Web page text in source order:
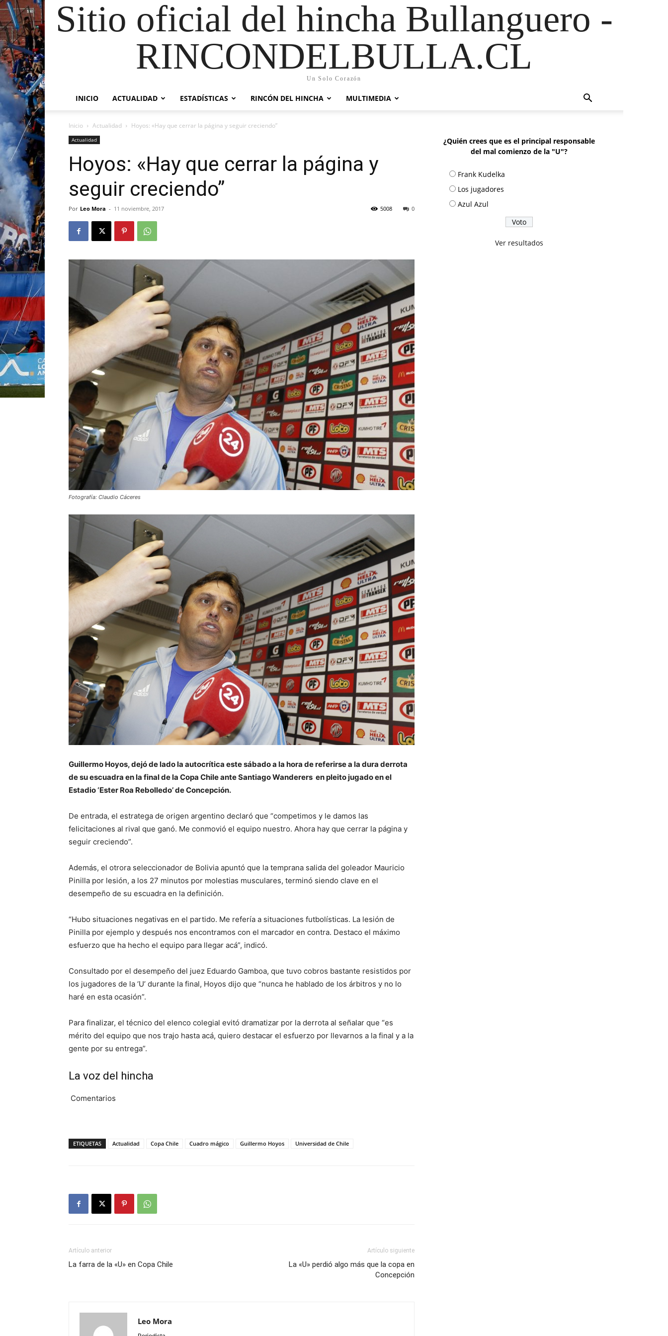
Sitio oficial del hincha Bullanguero -
RINCONDELBULLA.CL
Un Solo Corazón
INICIO ACTUALIDAD ESTADÍSTICAS RINCÓN DEL HINCHA MULTIMEDIA
Inicio Actualidad Hoyos: «Hay que cerrar la página y seguir creciendo”
Actualidad
Hoyos: «Hay que cerrar la página y
seguir creciendo”
Por Leo Mora - 11 noviembre, 2017 0
5008
Fotografía: Claudio Cáceres
Guillermo Hoyos, dejó de lado la autocrítica este sábado a la hora de referirse a la dura derrota
de su escuadra en la final de la Copa Chile ante Santiago Wanderers en pleito jugado en el
Estadio ‘Ester Roa Rebolledo’ de Concepción.
De entrada, el estratega de origen argentino declaró que “competimos y le damos las
felicitaciones al rival que ganó. Me conmovió el equipo nuestro. Ahora hay que cerrar la página y
seguir creciendo”.
Además, el otrora seleccionador de Bolivia apuntó que la temprana salida del goleador Mauricio
Pinilla por lesión, a los 27 minutos por molestias musculares, terminó siendo clave en el
desempeño de su escuadra en la definición.
“Hubo situaciones negativas en el partido. Me refería a situaciones futbolísticas. La lesión de
Pinilla por ejemplo y después nos encontramos con el marcador en contra. Destaco el máximo
esfuerzo que ha hecho el equipo para llegar acá”, indicó.
Consultado por el desempeño del juez Eduardo Gamboa, que tuvo cobros bastante resistidos por
los jugadores de la ‘U’ durante la final, Hoyos dijo que “nunca he hablado de los árbitros y no lo
haré en esta ocasión”.
Para finalizar, el técnico del elenco colegial evitó dramatizar por la derrota al señalar que “es
mérito del equipo que nos trajo hasta acá, quiero destacar el esfuerzo por llevarnos a la final y a la
gente por su entrega”.
La voz del hincha
Comentarios
ETIQUETAS Actualidad Copa Chile Cuadro mágico Guillermo Hoyos Universidad de Chile
Artículo anterior
La farra de la «U» en Copa Chile
Artículo siguiente
La «U» perdió algo más que la copa en
Concepción
Leo Mora
¿Quién crees que es el principal responsable
del mal comienzo de la "U"?
Frank Kudelka
Los jugadores
Azul Azul
Ver resultados